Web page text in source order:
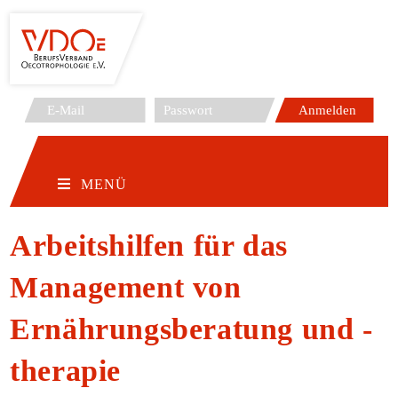
Inhalt
springen
MENÜ
Arbeitshilfen für das
Management von
Ernährungsberatung und -
therapie